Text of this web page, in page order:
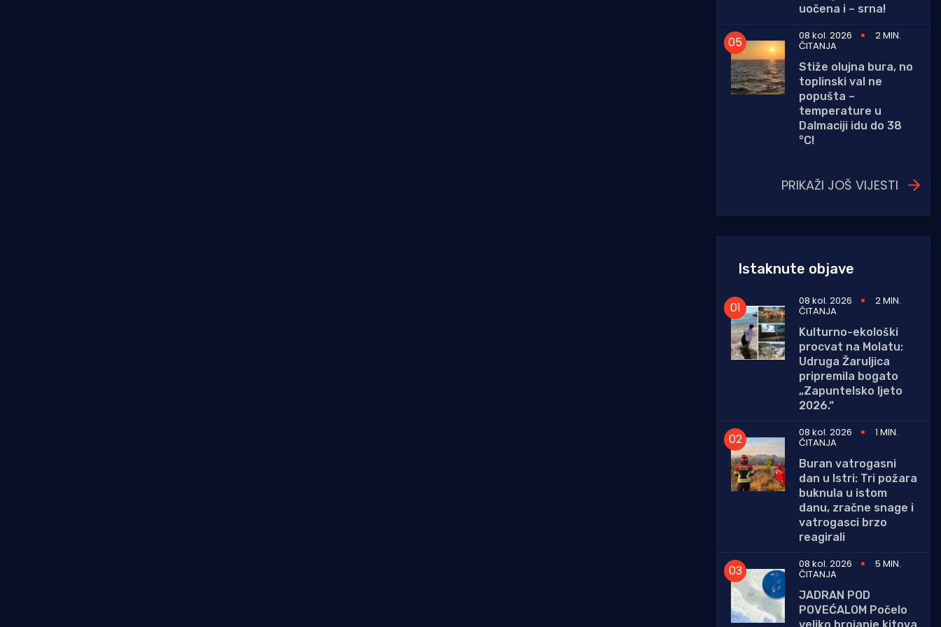
uočena i – srna!
08 kol. 2026
2 MIN.
ČITANJA
Stiže olujna bura, no
toplinski val ne
popušta –
temperature u
Dalmaciji idu do 38
°C!
PRIKAŽI JOŠ VIJESTI
Istaknute objave
08 kol. 2026 2 MIN.
ČITANJA
Kulturno-ekološki
procvat na Molatu:
Udruga Žaruljica
pripremila bogato
„Zapuntelsko ljeto
2026.“
08 kol. 2026
1 MIN.
ČITANJA
Buran vatrogasni
dan u Istri: Tri požara
buknula u istom
danu, zračne snage i
vatrogasci brzo
reagirali
08 kol. 2026
5 MIN.
ČITANJA
JADRAN POD
POVEĆALOM Počelo
veliko brojanje kitova